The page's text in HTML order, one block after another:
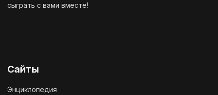
сыграть с вами вместе!
Сайты
Энциклопедия